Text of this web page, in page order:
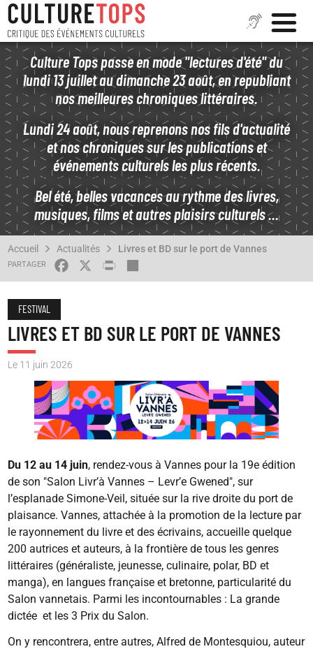
Aller
au
contenu
principal
Culture Tops passe en mode "lectures d'été" du
lundi 13 juillet au dimanche 23 août, en republiant
nos meilleures chroniques littéraires.
Lundi 24 août, nous reprenons nos fils d'actualité
et nos chroniques sur les publications et
événements culturels les plus récents.
Bel été, belles vacances au rythme des livres,
musiques, films et autres plaisirs culturels ...
FIL
D'ARIANE
Accueil Actualités Livres et BD sur le port de Vannes
FACEBOOK PRINT
FESTIVAL
LIVRES ET BD SUR LE PORT DE VANNES
Le 11 juin 2026
Image
Du 12 au 14 juin, rendez-vous à Vannes pour la 19e édition
de son "Salon Livr’à Vannes – Levr’e Gwened", sur
l’esplanade Simone-Veil, située sur la rive droite du port de
plaisance. Vannes, attachée à la promotion de la lecture par
le rayonnement du livre et des écrivains, accueille quelque
200 autrices et auteurs, à la frontière de tous les genres
littéraires (généraliste, jeunesse, culinaire, polar, BD et
manga), en langues française et bretonne, particularité du
Salon vannetais. Parmi les incontournables : La grande
dictée et les 3 Prix du Salon.
On y rencontrera, entre autres, Alfred de Montesquiou, auteur